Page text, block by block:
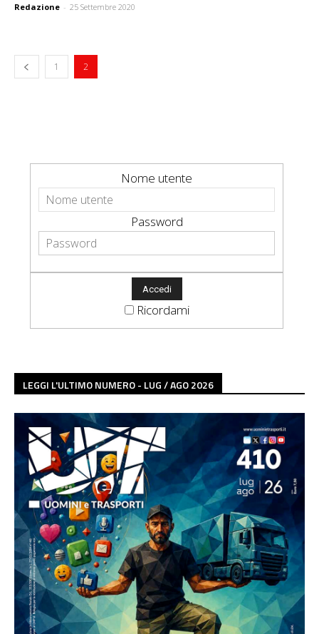
Redazione - 25 Settembre 2020
1 2
Nome utente
Password
Ricordami
LEGGI L'ULTIMO NUMERO - LUG / AGO 2026